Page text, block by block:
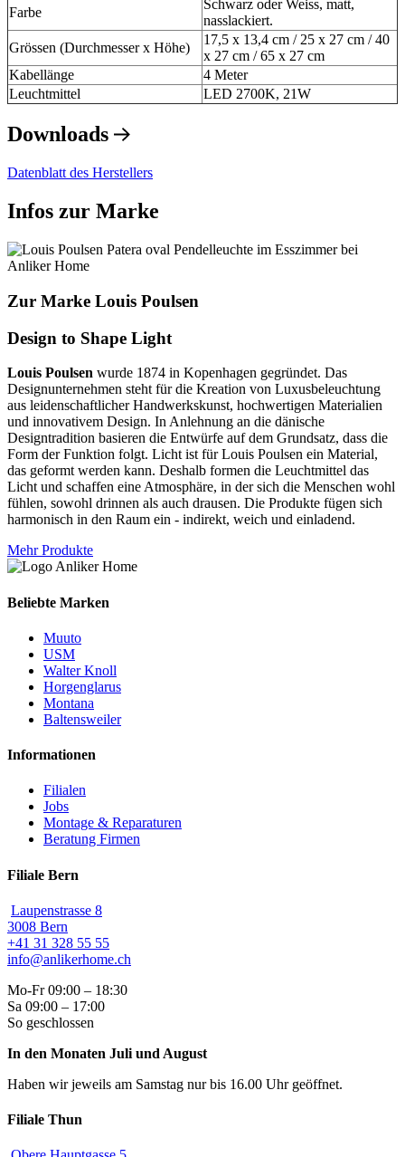
Farbe
Schwarz oder Weiss, matt,
nasslackiert.
Grössen (Durchmesser x Höhe)
17,5 x 13,4 cm / 25 x 27 cm / 40
x 27 cm / 65 x 27 cm
Kabellänge
4 Meter
Leuchtmittel
LED 2700K, 21W
Downloads
Datenblatt des Herstellers
Infos zur Marke
Zur Marke Louis Poulsen
Design to Shape Light
Louis Poulsen wurde 1874 in Kopenhagen gegründet. Das
Designunternehmen steht für die Kreation von Luxusbeleuchtung
aus leidenschaftlicher Handwerkskunst, hochwertigen Materialien
und innovativem Design. In Anlehnung an die dänische
Designtradition basieren die Entwürfe auf dem Grundsatz, dass die
Form der Funktion folgt. Licht ist für Louis Poulsen ein Material,
das geformt werden kann. Deshalb formen die Leuchtmittel das
Licht und schaffen eine Atmosphäre, in der sich die Menschen wohl
fühlen, sowohl drinnen als auch drausen. Die Produkte fügen sich
harmonisch in den Raum ein - indirekt, weich und einladend.
Mehr Produkte
Beliebte Marken
Muuto
USM
Walter Knoll
Horgenglarus
Montana
Baltensweiler
Informationen
Filialen
Jobs
Montage & Reparaturen
Beratung Firmen
Filiale Bern
Laupenstrasse 8
3008 Bern
+41 31 328 55 55
info@anlikerhome.ch
Mo-Fr 09:00 – 18:30
Sa 09:00 – 17:00
So geschlossen
In den Monaten Juli und August
Haben wir jeweils am Samstag nur bis 16.00 Uhr geöffnet.
Filiale Thun